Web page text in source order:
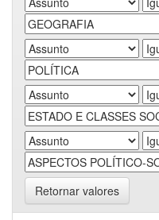
Retornar valores